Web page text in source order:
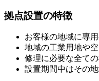
拠点設置の特徴
お客様の地域に専
地域の工業用地や
修理に必要な全て
設置期間中はその